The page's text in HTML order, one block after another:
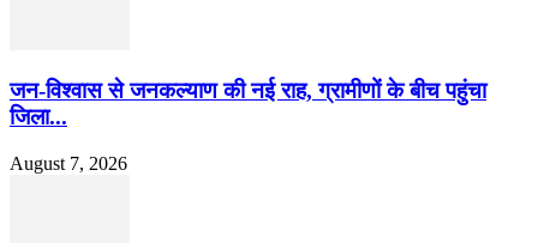
जन-विश्वास से जनकल्याण की नई राह, ग्रामीणों के बीच पहुंचा
जिला...
August 7, 2026